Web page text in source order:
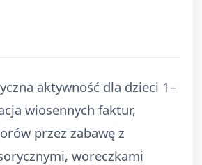
aktywność dla dzieci 1–
wiosennych faktur,
przez zabawę z
woreczkami